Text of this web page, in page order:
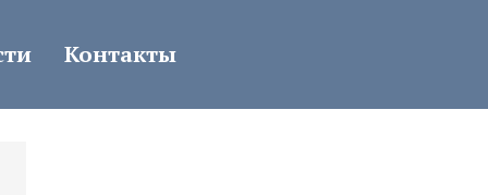
Контакты